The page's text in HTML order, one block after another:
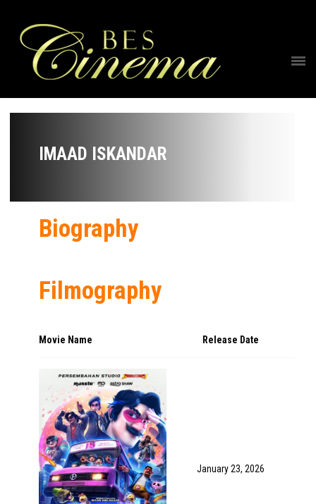
IMAAD ISKANDAR
Biography
Filmography
Movie Name Release Date
January 23, 2026